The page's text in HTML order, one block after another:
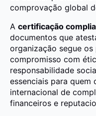
comprovação global
A certificação
documentos que
organização segue
compromisso com
responsabilidade
essenciais para quem
internacional de
financeiros e